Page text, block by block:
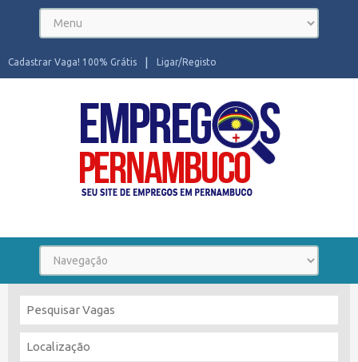
Ligar/Registo
Cadastrar Vaga! 100% Grátis